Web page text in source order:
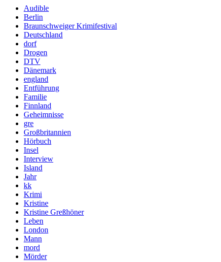
Audible
Berlin
Braunschweiger Krimifestival
Deutschland
dorf
Drogen
DTV
Dänemark
england
Entführung
Familie
Finnland
Geheimnisse
gre
Großbritannien
Hörbuch
Insel
Interview
Island
Jahr
kk
Krimi
Kristine
Kristine Greßhöner
Leben
London
Mann
mord
Mörder